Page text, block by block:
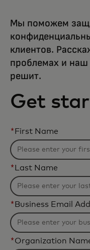
Мы поможем
клиентов.
проблемах и наш
решит.
Get
* First Name
* Last Name
* Business Email
*Organization